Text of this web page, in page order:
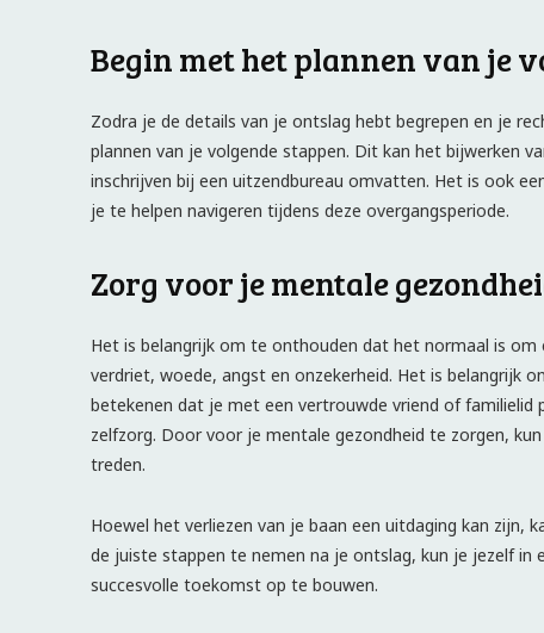
Begin met het plannen van je
Zodra je de details van je ontslag hebt begrepen en je
plannen van je volgende stappen. Dit kan het bijwerken
inschrijven bij een uitzendbureau omvatten. Het is ook
je te helpen navigeren tijdens deze overgangsperiode.
Zorg voor je mentale
Het is belangrijk om te onthouden dat het normaal is
verdriet, woede, angst en onzekerheid. Het is belangrijk
betekenen dat je met een vertrouwde vriend of
zelfzorg. Door voor je mentale gezondheid te zorgen,
treden.
Hoewel het verliezen van je baan een uitdaging kan zijn,
de juiste stappen te nemen na je ontslag, kun je jezelf in
succesvolle toekomst op te bouwen.